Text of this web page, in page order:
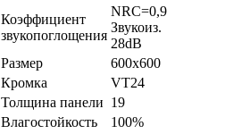
Коэффициент
звукопоглощения
NRC=0,9
Звукоиз.
28dB
Размер
600x600
Кромка
VT24
Толщина панели 19
Влагостойкость
100%